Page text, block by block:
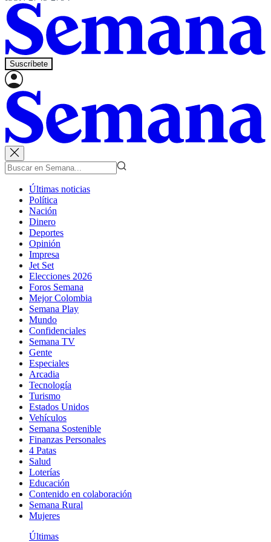
Suscríbete
Últimas noticias
Política
Nación
Dinero
Deportes
Opinión
Impresa
Jet Set
Elecciones 2026
Foros Semana
Mejor Colombia
Semana Play
Mundo
Confidenciales
Semana TV
Gente
Especiales
Arcadia
Tecnología
Turismo
Estados Unidos
Vehículos
Semana Sostenible
Finanzas Personales
4 Patas
Salud
Loterías
Educación
Contenido en colaboración
Semana Rural
Mujeres
Últimas